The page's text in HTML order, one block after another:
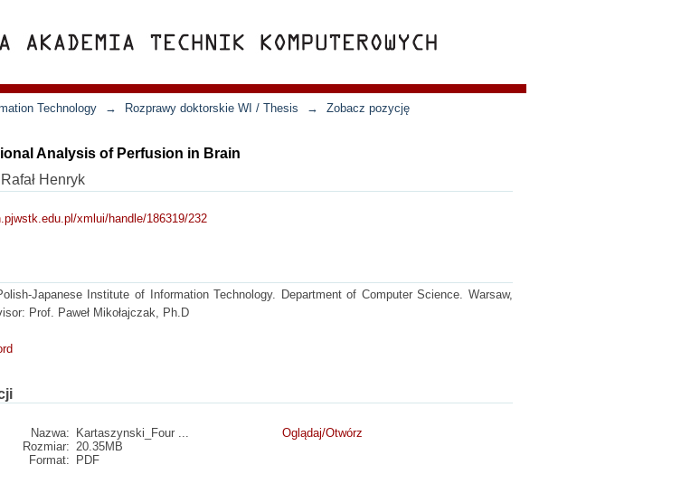
Technology → Rozprawy doktorskie WI / Thesis → Zobacz pozycję
Analysis of Perfusion in Brain
Henryk
xmlui/handle/186319/232
Japanese Institute of Information Technology. Department of Computer Science. Warsaw,
Prof. Paweł Mikołajczak, Ph.D
Nazwa:
Kartaszynski_Four ...
Rozmiar: 20.35MB
Format:
PDF
Oglądaj/Otwórz